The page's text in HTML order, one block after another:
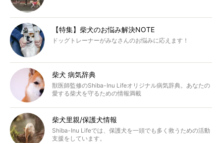
【特集】柴犬のお悩み解決NOTE
ドッグトレーナーがみなさんのお悩みに応えます！
柴犬 病気辞典
獣医師監修のShiba-Inu Lifeオリジナル病気辞典。あなたの
愛する柴犬を守るための情報満載
柴犬里親/保護犬情報
Shiba-Inu Lifeでは、保護犬を一頭でも多く救うための活動
支援をしています。